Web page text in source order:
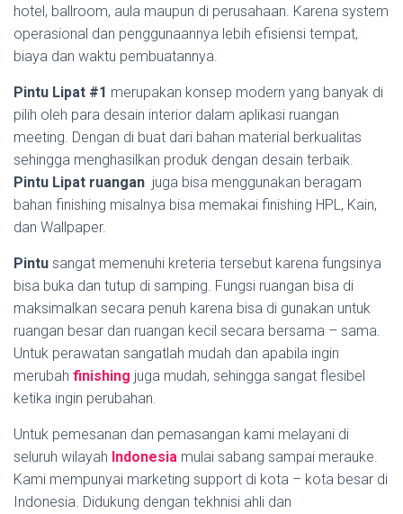
hotel, ballroom, aula maupun di perusahaan. Karena system
operasional dan penggunaannya lebih efisiensi tempat,
biaya dan waktu pembuatannya.
Pintu Lipat #1 merupakan konsep modern yang banyak di
pilih oleh para desain interior dalam aplikasi ruangan
meeting. Dengan di buat dari bahan material berkualitas
sehingga menghasilkan produk dengan desain terbaik.
Pintu Lipat ruangan juga bisa menggunakan beragam
bahan finishing misalnya bisa memakai finishing HPL, Kain,
dan Wallpaper.
Pintu sangat memenuhi kreteria tersebut karena fungsinya
bisa buka dan tutup di samping. Fungsi ruangan bisa di
maksimalkan secara penuh karena bisa di gunakan untuk
ruangan besar dan ruangan kecil secara bersama – sama.
Untuk perawatan sangatlah mudah dan apabila ingin
merubah finishing juga mudah, sehingga sangat flesibel
ketika ingin perubahan.
Untuk pemesanan dan pemasangan kami melayani di
seluruh wilayah Indonesia mulai sabang sampai merauke.
Kami mempunyai marketing support di kota – kota besar di
Indonesia. Didukung dengan tekhnisi ahli dan